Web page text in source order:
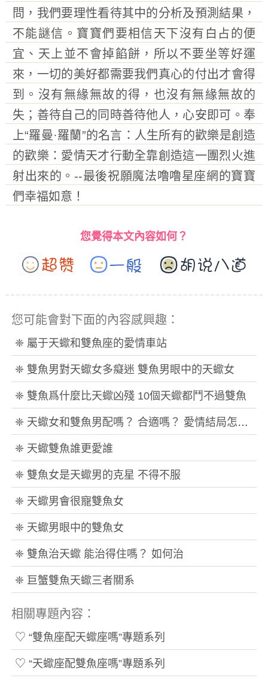
問，我們要理性看待其中的分析及預測結果，
不能謎信。寶寶們要相信天下沒有白占的便
宜、天上並不會掉餡餅，所以不要坐等好運
來，一切的美好都需要我們真心的付出才會得
到。沒有無緣無故的得，也沒有無緣無故的
失；善待自己的同時善待他人，心安即可。奉
上“羅曼·羅蘭”的名言： 人生所有的歡樂是創造
的歡樂：愛情天才行動全靠創造這一團烈火進
射出來的。 --最後祝願魔法噜噜星座網的寶寶
們幸福如意 ！
您覺得本文內容如何？
您可能會對下面的內容感興趣：
❈ 屬于天蠍和雙魚座的愛情車站
❈ 雙魚男對天蠍女多癡迷 雙魚男眼中的天蠍女
❈ 雙魚爲什麼比天蠍凶殘 10個天蠍都鬥不過雙魚
❈ 天蠍女和雙魚男配嗎？ 合適嗎？ 愛情結局怎麼樣
❈ 天蠍雙魚誰更愛誰
❈ 雙魚女是天蠍男的克星 不得不服
❈ 天蠍男會很寵雙魚女
❈ 天蠍男眼中的雙魚女
❈ 雙魚治天蠍 能治得住嗎？ 如何治
❈ 巨蟹雙魚天蠍三者關系
相關專題內容：
♡ “雙魚座配天蠍座嗎”專題系列
♡ “天蠍座配雙魚座嗎”專題系列